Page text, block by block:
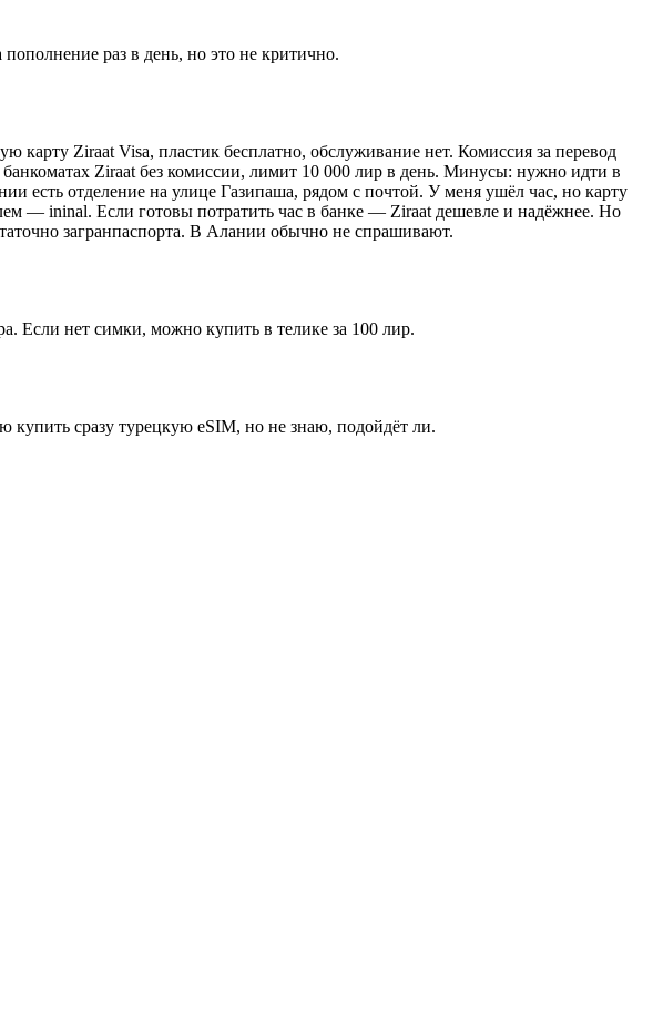
раз в день, но это не критично.
Ziraat Visa, пластик бесплатно, обслуживание нет. Комиссия за перевод
Ziraat без комиссии, лимит 10 000 лир в день. Минусы: нужно идти в
есть отделение на улице Газипаша, рядом с почтой. У меня ушёл час, но карту
— ininal. Если готовы потратить час в банке — Ziraat дешевле и надёжнее. Но
загранпаспорта. В Алании обычно не спрашивают.
Если нет симки, можно купить в телике за 100 лир.
купить сразу турецкую eSIM, но не знаю, подойдёт ли.